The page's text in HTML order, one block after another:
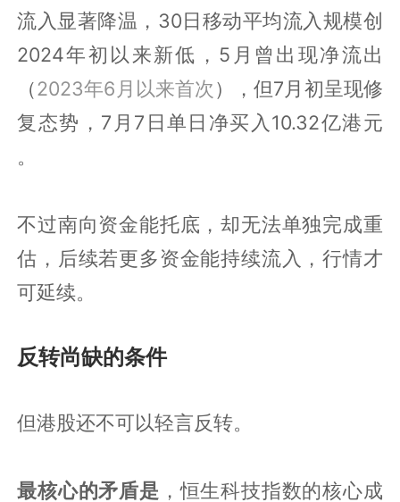
流入显著降温，30日移动平均流入规模创
2024年初以来新低，5月曾出现净流出
（2023年6月以来首次），但7月初呈现修
复态势，7月7日单日净买入10.32亿港元
。
不过南向资金能托底，却无法单独完成重
估，后续若更多资金能持续流入，行情才
可延续。
反转尚缺的条件
但港股还不可以轻言反转。
最核心的矛盾是 ，恒生科技指数的核心成